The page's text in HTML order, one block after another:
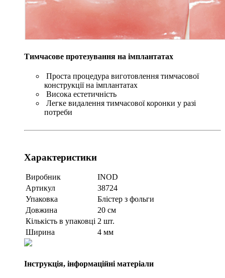
Тимчасове протезування на імплантатах
Проста процедура виготовлення тимчасової
конструкції на імплантатах
Висока естетичність
Легке видалення тимчасової коронки у разі
потреби
Характеристики
Виробник
INOD
Артикул
38724
Упаковка
Блістер з фольги
Довжина
20 см
Кількість в упаковці 2 шт.
Ширина
4 мм
Інструкція, інформаційні матеріали